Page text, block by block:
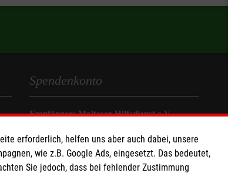
Spendenkonto
Empfänger: Malteser Hilfsdienst e.V.
BIC: GENODED1AAC
Aachener Bank eG
erforderlich, helfen uns aber auch dabei, unsere
wie z.B. Google Ads, eingesetzt. Das bedeutet,
Sie jedoch, dass bei fehlender Zustimmung